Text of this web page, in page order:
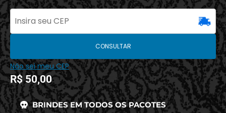
CONSULTAR
Não sei meu CEP
R$50,00
BRINDES EM TODOS OS PACOTES